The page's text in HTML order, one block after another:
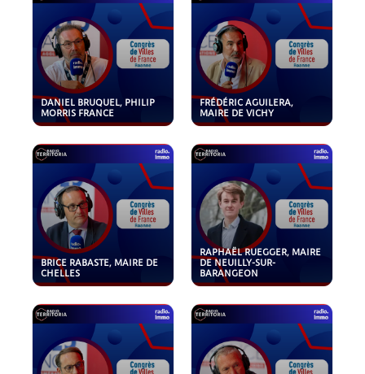
DANIEL BRUQUEL, PHILIP
MORRIS FRANCE
FRÉDÉRIC AGUILERA,
MAIRE DE VICHY
BRICE RABASTE, MAIRE DE
CHELLES
RAPHAËL RUEGGER, MAIRE
DE NEUILLY-SUR-
BARANGEON